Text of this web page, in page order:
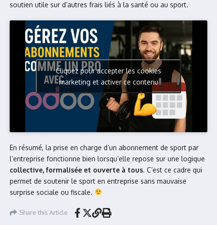
soutien utile sur d’autres frais liés à la santé ou au sport.
Cliquez pour accepter les cookies
marketing et activer ce contenu
En résumé, la prise en charge d’un abonnement de sport par
l’entreprise fonctionne bien lorsqu’elle repose sur une logique
collective, formalisée et ouverte à tous. C’est ce cadre qui
permet de soutenir le sport en entreprise sans mauvaise
surprise sociale ou fiscale.
Share this Article